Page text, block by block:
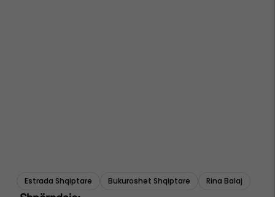
Estrada Shqiptare Bukuroshet Shqiptare Rina Balaj